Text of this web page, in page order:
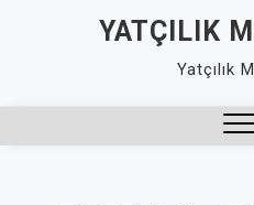
YATÇILIK
Yatçılık